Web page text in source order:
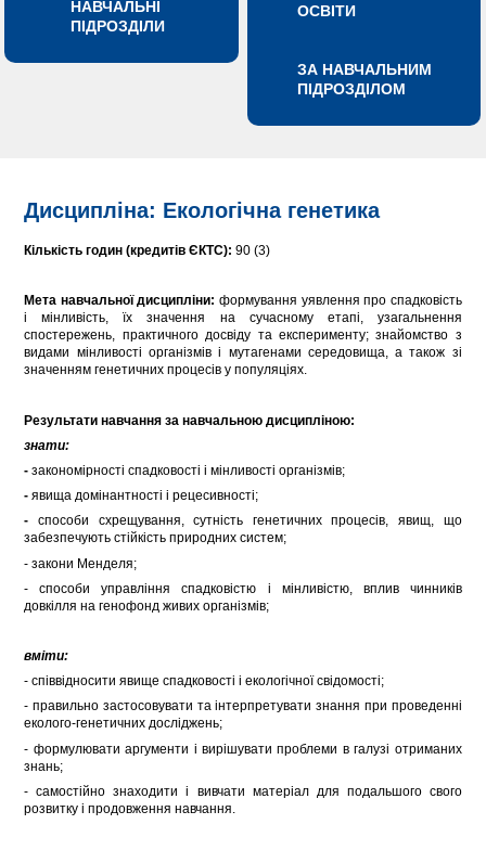
НАВЧАЛЬНІ
ПІДРОЗДІЛИ
ОСВІТИ
ЗА НАВЧАЛЬНИМ
ПІДРОЗДІЛОМ
Дисципліна: Екологічна генетика
Кількість годин (кредитів ЄКТС):90 (3)
Мета навчальної дисципліни: формування уявлення про спадковість
і мінливість, їх значення на сучасному етапі, узагальнення
спостережень, практичного досвіду та експерименту; знайомство з
видами мінливості організмів і мутагенами середовища, а також зі
значенням генетичних процесів у популяціях.
Результати навчання за навчальною дисципліною:
знати:
- закономірності спадковості і мінливості організмів;
- явища домінантності і рецесивності;
- способи схрещування, сутність генетичних процесів, явищ, що
забезпечують стійкість природних систем;
- закони Менделя;
- способи управління спадковістю і мінливістю, вплив чинників
довкілля на генофонд живих організмів;
вміти:
- співвідносити явище спадковості і екологічної свідомості;
- правильно застосовувати та інтерпретувати знання при проведенні
еколого-генетичних досліджень;
- формулювати аргументи і вирішувати проблеми в галузі отриманих
знань;
- самостійно знаходити і вивчати матеріал для подальшого свого
розвитку і продовження навчання.